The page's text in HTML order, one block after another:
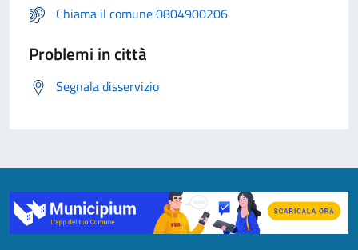
Chiama il comune 0804900206
Problemi in città
Segnala disservizio